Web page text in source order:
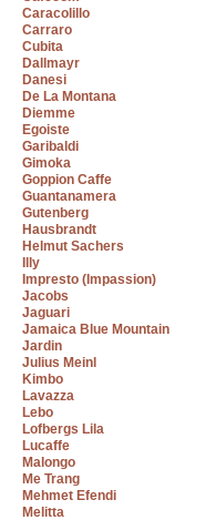
Caracolillo
Carraro
Cubita
Dallmayr
Danesi
De La Montana
Diemme
Egoiste
Garibaldi
Gimoka
Goppion Caffe
Guantanamera
Gutenberg
Hausbrandt
Helmut Sachers
Illy
Impresto (Impassion)
Jacobs
Jaguari
Jamaica Blue Mountain
Jardin
Julius Meinl
Kimbo
Lavazza
Lebo
Lofbergs Lila
Lucaffe
Malongo
Me Trang
Mehmet Efendi
Melitta